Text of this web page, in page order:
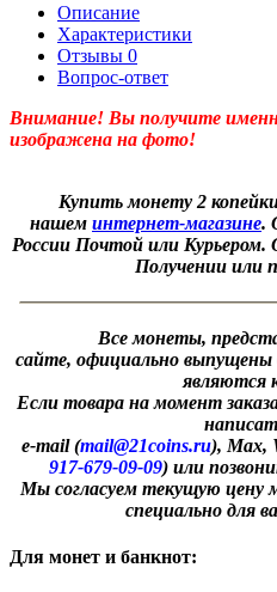
Описание
Характеристики
Отзывы 0
Вопрос-ответ
Внимание! Вы получите
изображена на фото!
Купить монету 2
нашем интернет-магазине.
России Почтой или
Получении или
Все монеты,
сайте, официально
являются
Если товара на момент
e-mail (mail@21coins.ru), Max,
917-679-09-09) или
​Мы согласуем текущую цену
специально для
Для монет и банкнот: